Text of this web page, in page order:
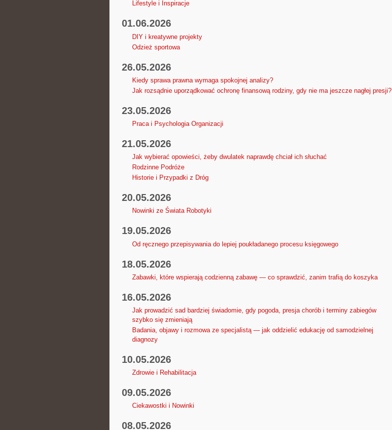
Lifestyle i Inspiracje
01.06.2026
DIY i kreatywne projekty
Odzież sportowa
26.05.2026
Kiedy sprawa prawna wymaga spokojnej analizy?
Jak rozsądnie uporządkować ochronę finansową rodziny, gdy nie ma jeszcze nagłej presji?
23.05.2026
Praca i Psychologia Organizacji
21.05.2026
Jak wybierać opowieści, żeby dwulatek naprawdę chciał ich słuchać
Rodzinne Podróże
Historie i Przypadki z Dróg
20.05.2026
Nowinki ze Świata Robotyki
19.05.2026
Od ręcznego przepisywania do lepiej poukładanego procesu księgowego
18.05.2026
Zabawki, które wspierają codzienną zabawę — co sprawdzić, zanim trafią do koszyka
16.05.2026
Jak prowadzić sad bardziej świadomie, gdy pogoda, presja chorób i terminy zabiegów
szybko się zmieniają
Badania, objawy i rozmowa ze specjalistą — jak oddzielić edukację od samodzielnej
diagnozy
10.05.2026
Zdrowie i Rehabilitacja
09.05.2026
Ciekawostki i Nowinki
08.05.2026